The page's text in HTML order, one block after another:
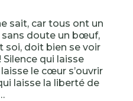
sait, car tous ont un
sans doute un bœuf,
soi, doit bien se voir
Silence qui laisse
le cœur s’ouvrir
laisse la liberté de